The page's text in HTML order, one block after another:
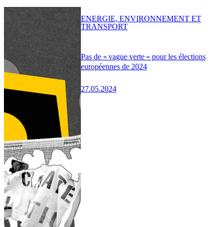
Pas de « vague verte » pour les élections
européennes de 2024
27.05.2024
ENERGIE, ENVIRONNEMENT ET
TRANSPORT